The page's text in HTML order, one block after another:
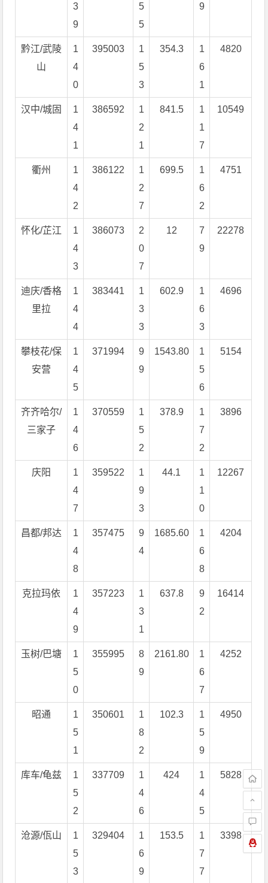
3
9
5
5
9
黔江/武陵
山
1
4
0
395003
1
5
3
354.3
1
6
1
4820
汉中/城固
1
4
1
386592
1
2
1
841.5
1
1
7
10549
衢州
1
4
2
386122
1
2
7
699.5
1
6
2
4751
怀化/芷江
1
4
3
386073
2
0
7
12
7
9
22278
迪庆/香格
里拉
1
4
4
383441
1
3
3
602.9
1
6
3
4696
攀枝花/保
安营
1
4
5
371994
9
9
1543.80
1
5
6
5154
齐齐哈尔/
三家子
1
4
6
370559
1
5
2
378.9
1
7
2
3896
庆阳
1
4
7
359522
1
9
3
44.1
1
1
0
12267
昌都/邦达
1
4
8
357475
9
4
1685.60
1
6
8
4204
克拉玛依
1
4
9
357223
1
3
1
637.8
9
2
16414
玉树/巴塘
1
5
0
355995
8
9
2161.80
1
6
7
4252
昭通
1
5
1
350601
1
8
2
102.3
1
5
9
4950
库车/龟兹
1
5
2
337709
1
4
6
424
1
4
5
5828
沧源/佤山
1
5
3
329404
1
6
9
153.5
1
7
7
3398